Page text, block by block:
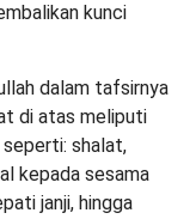
kunci
dalam tafsirnya
di atas meliputi
seperti: shalat,
kepada sesama
janji, hingga